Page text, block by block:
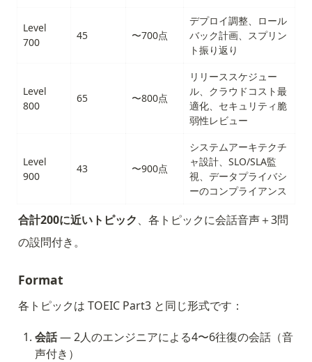
Level
700
45 〜700点
デプロイ調整、ロール
バック計画、スプリン
ト振り返り
Level
800
65 〜800点
リリーススケジュー
ル、クラウドコスト最
適化、セキュリティ脆
弱性レビュー
Level
900
43 〜900点
システムアーキテクチ
ャ設計、SLO/SLA監
視、データプライバシ
ーのコンプライアンス
合計200に近いトピック、各トピックに会話音声＋3問
の設問付き。
Format
各トピックは TOEIC Part3 と同じ形式です：
会話 — 2人のエンジニアによる4〜6往復の会話（音
声付き）